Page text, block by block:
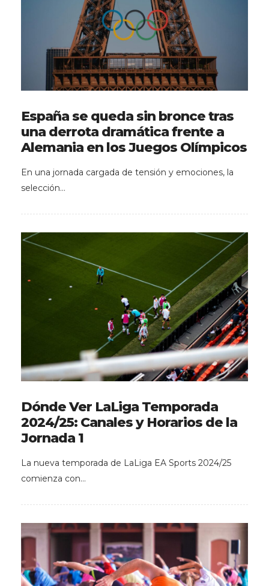
España se queda sin bronce tras
una derrota dramática frente a
Alemania en los Juegos Olímpicos
En una jornada cargada de tensión y emociones, la
selección…
Dónde Ver LaLiga Temporada
2024/25: Canales y Horarios de la
Jornada 1
La nueva temporada de LaLiga EA Sports 2024/25
comienza con…